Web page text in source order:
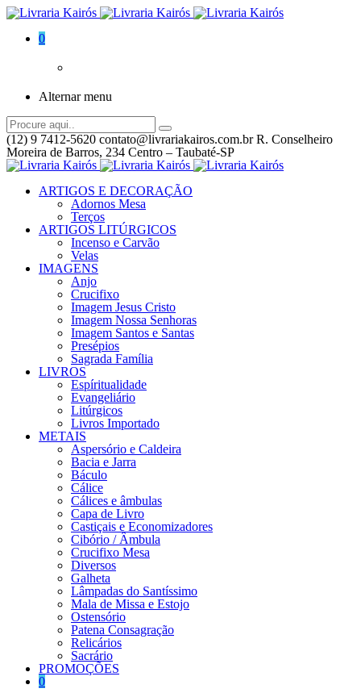
0
Alternar menu
(12) 9 7412-5620 contato@livrariakairos.com.brR. Conselheiro
Moreira de Barros, 234 Centro – Taubaté-SP
ARTIGOS E DECORAÇÃO
Adornos Mesa
Terços
ARTIGOS LITÚRGICOS
Incenso e Carvão
Velas
IMAGENS
Anjo
Crucifixo
Imagem Jesus Cristo
Imagem Nossa Senhoras
Imagem Santos e Santas
Presépios
Sagrada Família
LIVROS
Espíritualidade
Evangeliário
Litúrgicos
Livros Importado
METAIS
Aspersório e Caldeira
Bacia e Jarra
Báculo
Cálice
Cálices e âmbulas
Capa de Livro
Castiçais e Economizadores
Cibório / Âmbula
Crucifixo Mesa
Diversos
Galheta
Lâmpadas do Santíssimo
Mala de Missa e Estojo
Ostensório
Patena Consagração
Relicários
Sacrário
PROMOÇÕES
0